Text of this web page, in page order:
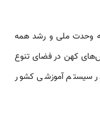
وحدت ملی و رشد همه
کهن در فضای تنوع
سیستم آموزشی کشور